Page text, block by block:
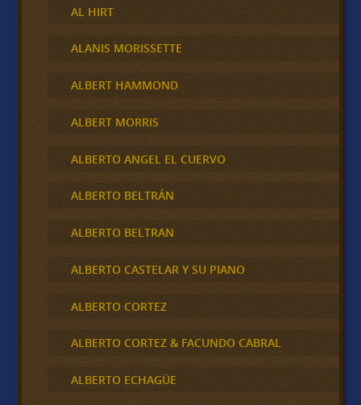
AL HIRT
ALANIS MORISSETTE
ALBERT HAMMOND
ALBERT MORRIS
ALBERTO ANGEL EL CUERVO
ALBERTO BELTRÁN
ALBERTO BELTRAN
ALBERTO CASTELAR Y SU PIANO
ALBERTO CORTEZ
ALBERTO CORTEZ & FACUNDO CABRAL
ALBERTO ECHAGÜE